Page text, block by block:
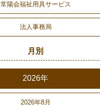
常陽会福祉用具サービス
法人事務局
月別
2026年
2026年8月